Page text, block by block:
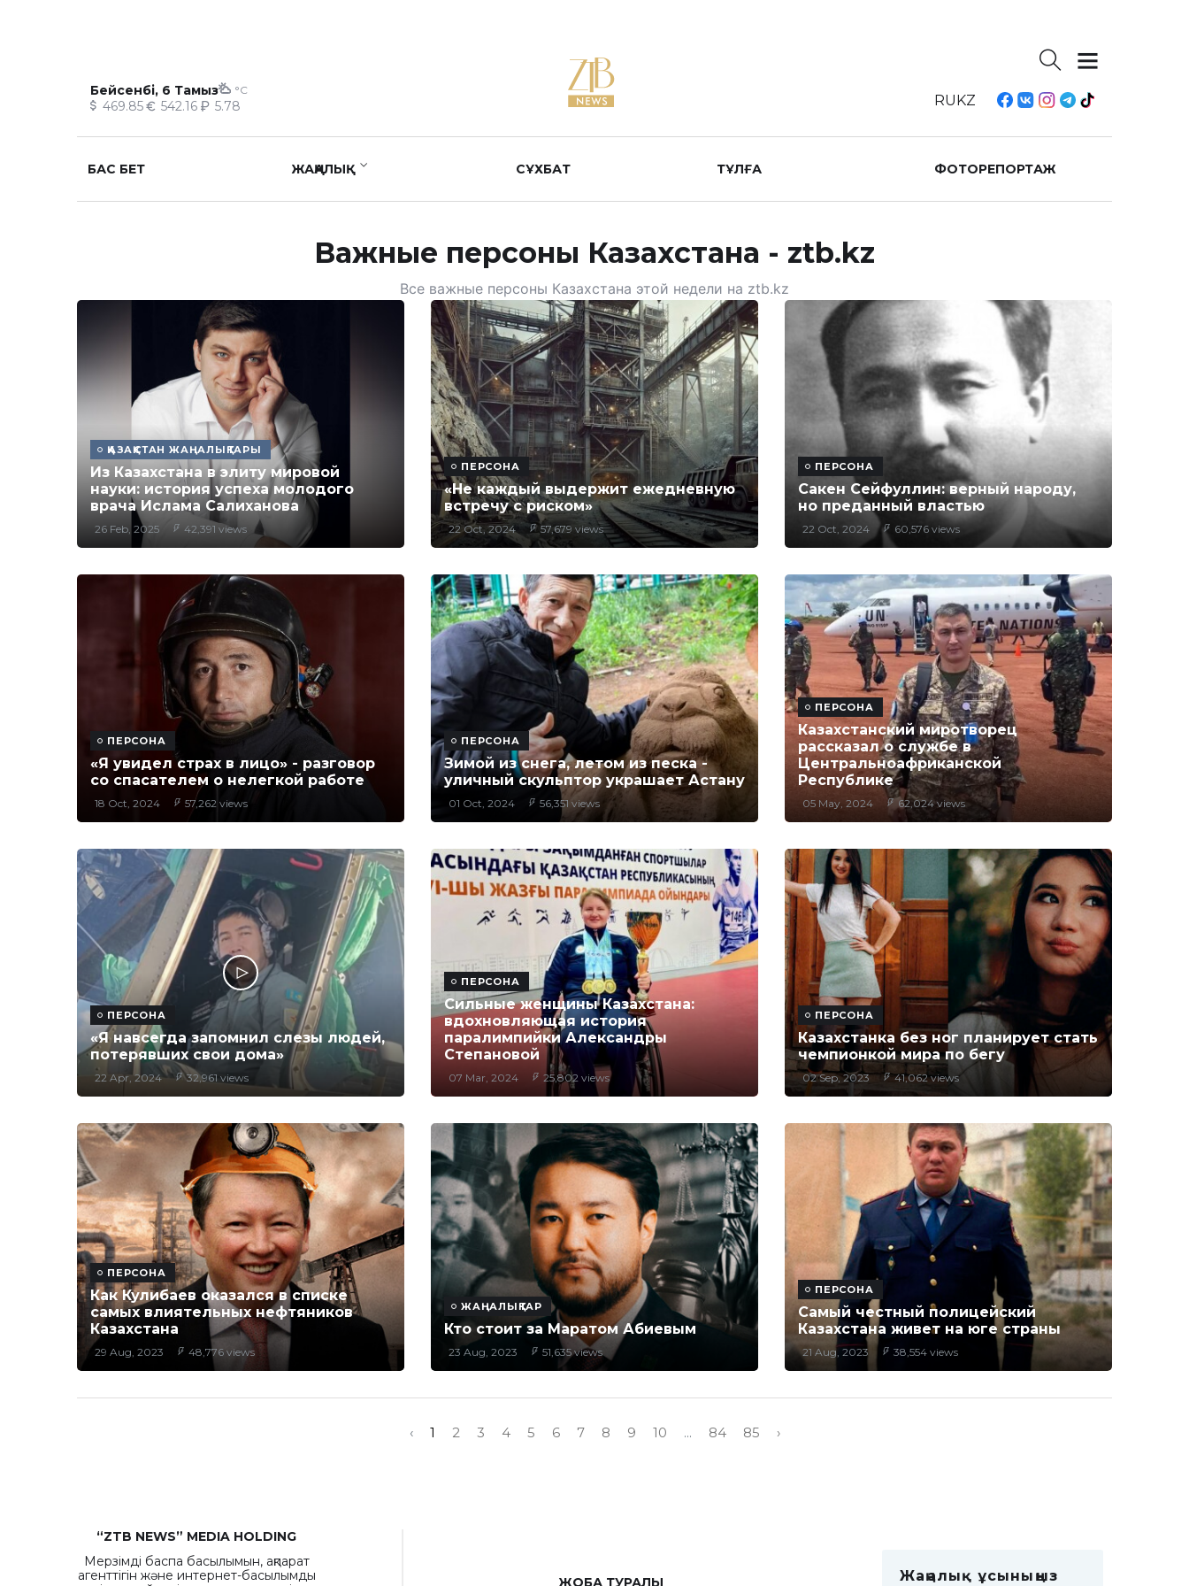
Бейсенбі, 6 Тамыз °C
469.85 542.16 5.78 RUKZ
БАС БЕТ ЖАҢАЛЫҚ СҰХБАТ ТҰЛҒА ФОТОРЕПОРТАЖ
Важные персоны Казахстана - ztb.kz
Все важные персоны Казахстана этой недели на ztb.kz
ҚАЗАҚСТАН ЖАҢАЛЫҚТАРЫ
Из Казахстана в элиту мировой
науки: история успеха молодого
врача Ислама Салиханова
26 Feb, 2025 42,391 views
ПЕРСОНА
«Не каждый выдержит ежедневную
встречу с риском»
22 Oct, 2024 57,679 views
ПЕРСОНА
Сакен Сейфуллин: верный народу,
но преданный властью
22 Oct, 2024 60,576 views
ПЕРСОНА
«Я увидел страх в лицо» - разговор
со спасателем о нелегкой работе
18 Oct, 2024 57,262 views
ПЕРСОНА
Зимой из снега, летом из песка -
уличный скульптор украшает Астану
01 Oct, 2024 56,351 views
ПЕРСОНА
Казахстанский миротворец
рассказал о службе в
Центральноафриканской
Республике
05 May, 2024 62,024 views
ПЕРСОНА
«Я навсегда запомнил слезы людей,
потерявших свои дома»
22 Apr, 2024 32,961 views
ПЕРСОНА
Сильные женщины Казахстана:
вдохновляющая история
паралимпийки Александры
Степановой
07 Mar, 2024 25,802 views
ПЕРСОНА
Казахстанка без ног планирует стать
чемпионкой мира по бегу
02 Sep, 2023 41,062 views
ПЕРСОНА
Как Кулибаев оказался в списке
самых влиятельных нефтяников
Казахстана
29 Aug, 2023 48,776 views
ЖАҢАЛЫҚТАР
Кто стоит за Маратом Абиевым
23 Aug, 2023 51,635 views
ПЕРСОНА
Самый честный полицейский
Казахстана живет на юге страны
21 Aug, 2023 38,554 views
‹ 1 2 3 4 5 6 7 8 9 10 ... 84 85 ›
“ZTB NEWS” MEDIA HOLDING
Мерзімді баспа басылымын, ақпарат
агенттігін және интернет-басылымды
ЖОБА ТУРАЛЫ Жаңалық ұсыныңыз